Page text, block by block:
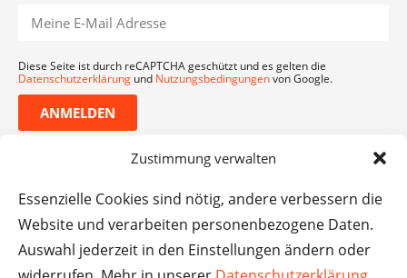
Zustimmung verwalten
Essenzielle Cookies sind nötig, andere verbessern die
Website und verarbeiten personenbezogene Daten.
Auswahl jederzeit in den Einstellungen ändern oder
Diese Seite ist durch reCAPTCHA geschützt und es gelten die
Datenschutzerklärung und Nutzungsbedingungenvon Google.
ANMELDEN